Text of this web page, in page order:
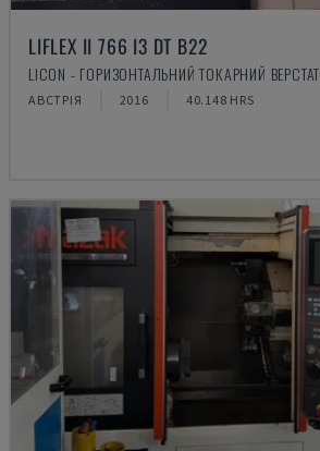
LIFLEX II 766 I3 DT B22
LICON - ГОРИЗОНТАЛЬНИЙ ТОКАРНИЙ ВЕРСТАТ
АВСТРІЯ 2016 40.148 HRS